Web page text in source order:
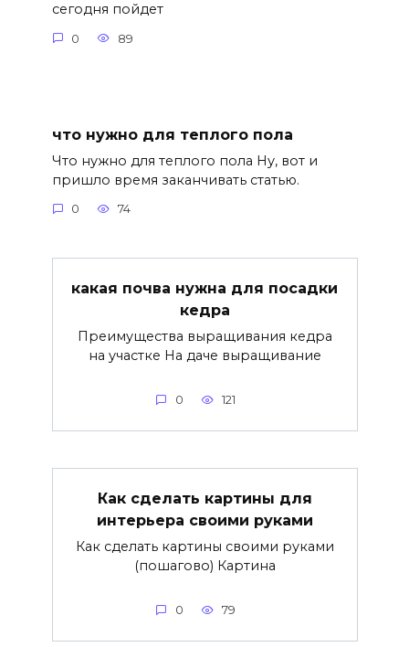
сегодня пойдет
0 89
что нужно для теплого пола
Что нужно для теплого пола Ну, вот и
пришло время заканчивать статью.
0 74
какая почва нужна для посадки
кедра
Преимущества выращивания кедра
на участке На даче выращивание
0 121
Как сделать картины для
интерьера своими руками
Как сделать картины своими руками
(пошагово) Картина
0 79